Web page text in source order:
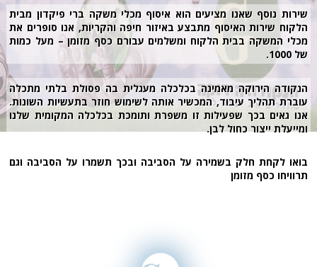
שירות נוסף שאנו מציעים הוא איסוף מכלי משקה ברי פיקדון מבית
הלקוח שירות האיסוף מתבצע באיזור חיפה והקריות, אנו סופרים את
מכלי המשקה בבית הלקוח ומשלמים עבורם כסף מזומן – מעל כמות
של 1000.
הנקודה הירוקה מאמינה בכלכלה מעגלית בה פסולת בלתי מתכלה
עוברת תהליך עיבוד, המכשיר אותה לשימוש חוזר בתעשיות השונות.
אנו גאים בכך שפעילות זו משפרת ותומכת בכלכלה המקומית שלנו
ומייעלת ייצור כחול לבן.
בואו לקחת חלק בשמירה על הסביבה ובכך תשמרו על הסביבה וגם
תרוויחו כסף מזומן